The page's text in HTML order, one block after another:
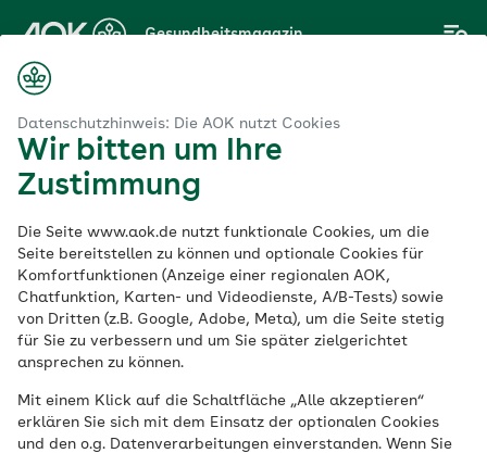
Datenschutzhinweis: Die AOK nutzt Cookies
Wir bitten um Ihre
Zustimmung
Die Seite www.aok.de nutzt funktionale Cookies, um die
Seite bereitstellen zu können und optionale Cookies für
Komfortfunktionen (Anzeige einer regionalen AOK,
Chatfunktion, Karten- und Videodienste, A/B-Tests) sowie
von Dritten (z.B. Google, Adobe, Meta), um die Seite stetig
für Sie zu verbessern und um Sie später zielgerichtet
ansprechen zu können.
Mit einem Klick auf die Schaltfläche „Alle akzeptieren“
erklären Sie sich mit dem Einsatz der optionalen Cookies
und den o.g. Datenverarbeitungen einverstanden. Wenn Sie
Hauptinhalt
springen
Gesundheitsmagazin
Progressive
Muskelentspannung:
eine einfache
Anleitung für PMR